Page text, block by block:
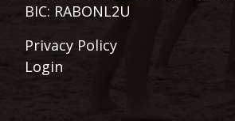
BIC: RABONL2U
Privacy Policy
Login